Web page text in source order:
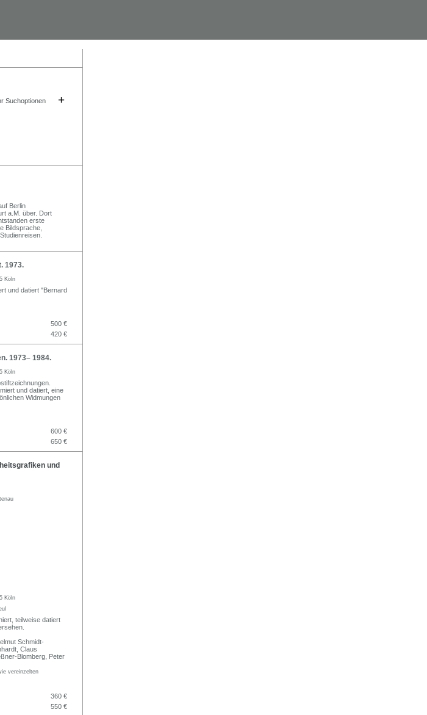
Suchoptionen +
Berlin
a.M. über. Dort
erste
Bildsprache,
1973.
Köln
und datiert "Bernard
500 €
420 €
1973– 1984.
Köln
und datiert, eine
Widmungen
600 €
650 €
und
Köln
teilweise datiert
Schmidt-
Claus
Blomberg, Peter
vereinzelten
360 €
550 €